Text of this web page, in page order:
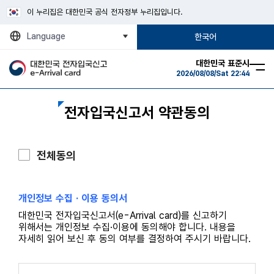
이 누리집은 대한민국 공식 전자정부 누리집입니다.
Language 한국어
대한민국 표준시
2026/08/08/Sat 22:44
전자입국신고서 약관동의
전체동의
개인정보 수집 · 이용 동의서
대한민국 전자입국신고서(e-Arrival card)를 신고하기
위해서는 개인정보 수집·이용에 동의해야 합니다. 내용을
자세히 읽어 보신 후 동의 여부를 결정하여 주시기 바랍니다.